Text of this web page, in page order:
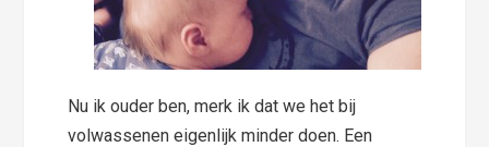
Nu ik ouder ben, merk ik dat we het bij
volwassenen eigenlijk minder doen. Een